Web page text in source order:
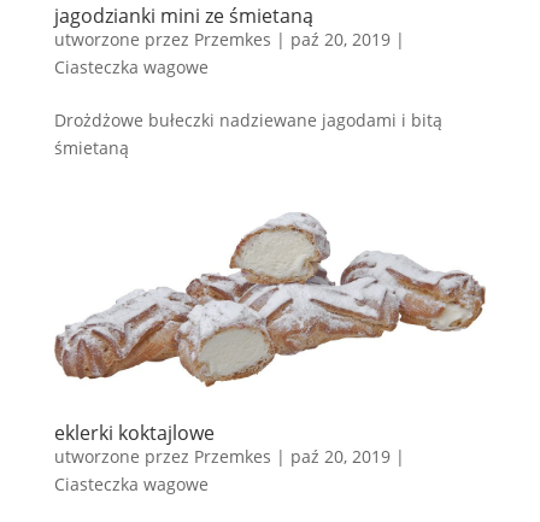
jagodzianki mini ze śmietaną
utworzone przez Przemkes | paź 20, 2019|
Ciasteczka wagowe
Drożdżowe bułeczki nadziewane jagodami i bitą
śmietaną
eklerki koktajlowe
utworzone przez Przemkes | paź 20, 2019|
Ciasteczka wagowe